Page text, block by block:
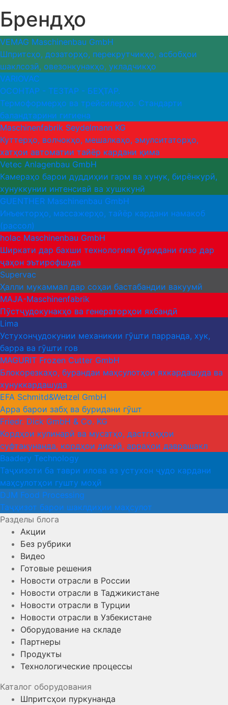
Брендҳо
VEMAG Maschinenbau GmbH
Шпритсҳо, дозаторҳо, перекрутчикҳо, асбобҳои
шаклсозӣ, овезонкунакҳо, укладчикҳо
VARIOVAC
ОСОНТАР - ТЕЗТАР - БЕҲТАР.
Термоформерҳо ва трейсилерҳо. Стандарти
баландтарини гигиена
Maschinenfabrik Seydelmann KG
Куттерҳо, волчокҳо, мешалкаҳо, эмулситаторҳо,
хатҳои автоматии тайёр кардани қима
Vetec Anlagenbau GmbH
Камераҳо барои дуддиҳии гарм ва хунук, бирёнкурӣ,
хунуккунии интенсивӣ ва хушккунӣ
GUENTHER Maschinenbau GmbH
Инъекторҳо, массажерҳо, тайёр кардани намакоб
(рассол)
holac Maschinenbau GmbH
Ширкати дар бахши технологияи буридани ғизо дар
ҷаҳон эътирофшуда
Supervac
Ҳалли мукаммал дар соҳаи бастабандии вакуумӣ
MAJA-Maschinenfabrik
Пӯстҷудокунакҳо ва генераторҳои яхбандӣ
Lima
Устухонҷудокунии механикии гӯшти парранда, хук,
барра ва гӯшти гов
MAGURIT Frozen Cutter GmbH
Блокорезкаҳо, бурандаи маҳсулотҳои яхкардашуда ва
хунуккардашуда
EFA Schmitd&Wetzel GmbH
Арра барои забҳ ва буридани гӯшт
Friedr. Dick GmbH & Co. KG
Кордҳои кулинарӣ ва мусатҳо, дастгоҳҳои
суфтакунанда, кордҳои дискӣ, арраҳои даврашакл
Baadery Technology
Таҷхизоти ба таври илова аз устухон ҷудо кардани
маҳсулотҳои гушту моҳӣ
DJM Food Processing
Таҷҳизот барои шаклдиҳии маҳсулот
Разделы блога
Акции
Без рубрики
Видео
Готовые решения
Новости отрасли в России
Новости отрасли в Таджикистане
Новости отрасли в Турции
Новости отрасли в Узбекистане
Оборудование на складе
Партнеры
Продукты
Технологические процессы
Каталог оборудования
Шпритсҳои пуркунанда